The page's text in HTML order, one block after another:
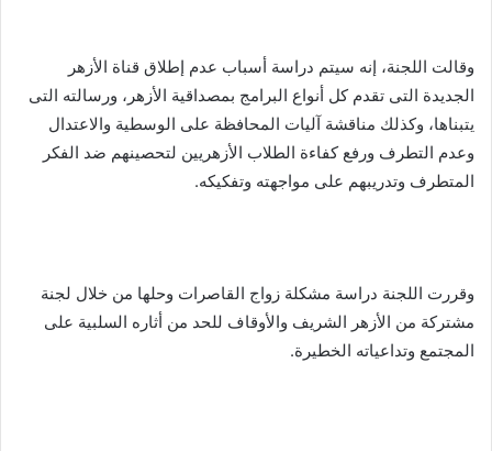
وقالت اللجنة، إنه سيتم دراسة أسباب عدم إطلاق قناة الأزهر
الجديدة التى تقدم كل أنواع البرامج بمصداقية الأزهر، ورسالته التى
يتبناها، وكذلك مناقشة آليات المحافظة على الوسطية والاعتدال
وعدم التطرف ورفع كفاءة الطلاب الأزهريين لتحصينهم ضد الفكر
المتطرف وتدريبهم على مواجهته وتفكيكه.
وقررت اللجنة دراسة مشكلة زواج القاصرات وحلها من خلال لجنة
مشتركة من الأزهر الشريف والأوقاف للحد من أثاره السلبية على
المجتمع وتداعياته الخطيرة.